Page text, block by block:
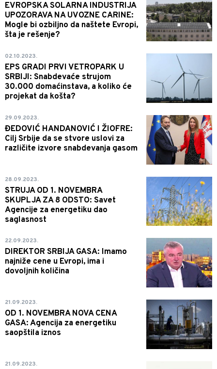
EVROPSKA SOLARNA INDUSTRIJA
UPOZORAVA NA UVOZNE CARINE:
Mogle bi ozbiljno da naštete Evropi,
šta je rešenje?
02.10.2023.
EPS GRADI PRVI VETROPARK U
SRBIJI: Snabdevaće strujom
30.000 domaćinstava, a koliko će
projekat da košta?
29.09.2023.
ĐEDOVIĆ HANDANOVIĆ I ŽIOFRE:
Cilj Srbije da se stvore uslovi za
različite izvore snabdevanja gasom
28.09.2023.
STRUJA OD 1. NOVEMBRA
SKUPLJA ZA 8 ODSTO: Savet
Agencije za energetiku dao
saglasnost
22.09.2023.
DIREKTOR SRBIJA GASA: Imamo
najniže cene u Evropi, ima i
dovoljnih količina
21.09.2023.
OD 1. NOVEMBRA NOVA CENA
GASA: Agencija za energetiku
saopštila iznos
21.09.2023.